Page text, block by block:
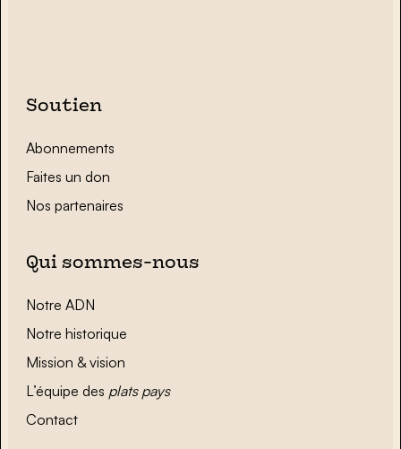
Soutien
Abonnements
Faites un don
Nos partenaires
Qui sommes-nous
Notre ADN
Notre historique
Mission & vision
L’équipe des plats pays
Contact